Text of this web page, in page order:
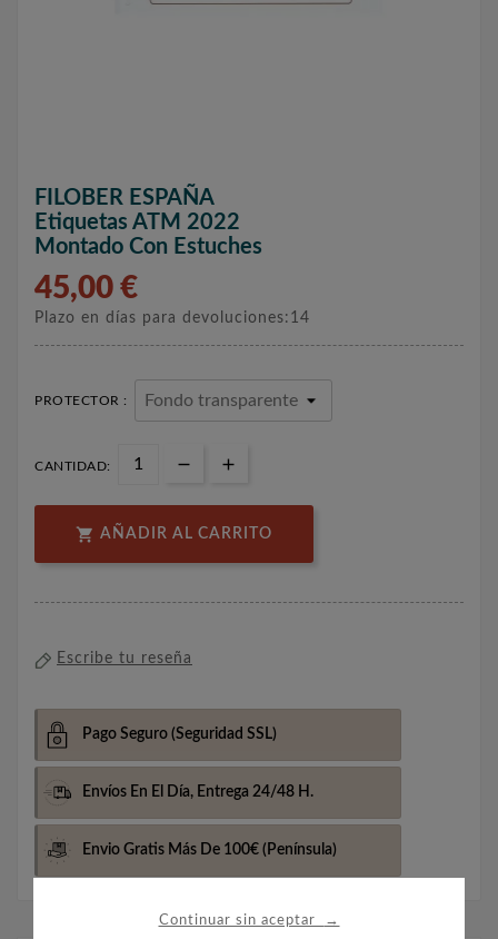
Continuar sin aceptar →
FILOBER ESPAÑA
Etiquetas ATM 2022
Montado Con Estuches
45,00 €
Plazo en días para devoluciones:14
PROTECTOR :
CANTIDAD:
 AÑADIR AL CARRITO
Escribe tu reseña
Pago Seguro (Seguridad SSL)
Envíos En El Día, Entrega 24/48 H.
Envio Gratis Más De 100€ (Península)